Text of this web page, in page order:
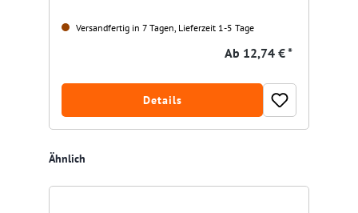
Versandfertig in 7 Tagen, Lieferzeit 1-5 Tage
Ab 12,74 € *
Details
Produktgalerie überspringen
Ähnlich